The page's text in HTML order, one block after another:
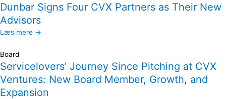
Dunbar Signs Four CVX Partners as Their New
Advisors
Læs mere →
Board
Servicelovers’ Journey Since Pitching at CVX
Ventures: New Board Member, Growth, and
Expansion